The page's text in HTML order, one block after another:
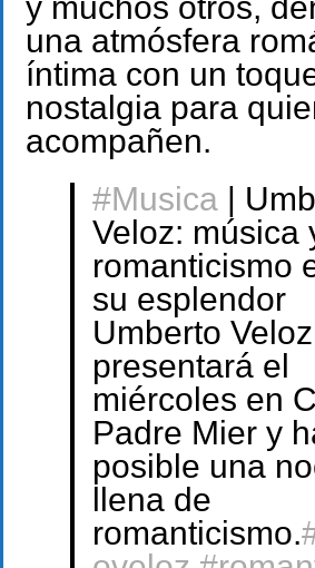
una atmósfera
íntima con un
nostalgia para
acompañen.
#Musica|
Veloz: música
romanticismo
su esplendor
Umberto
presentará el
miércoles en
Padre Mier y
posible una
llena de
romanticismo.